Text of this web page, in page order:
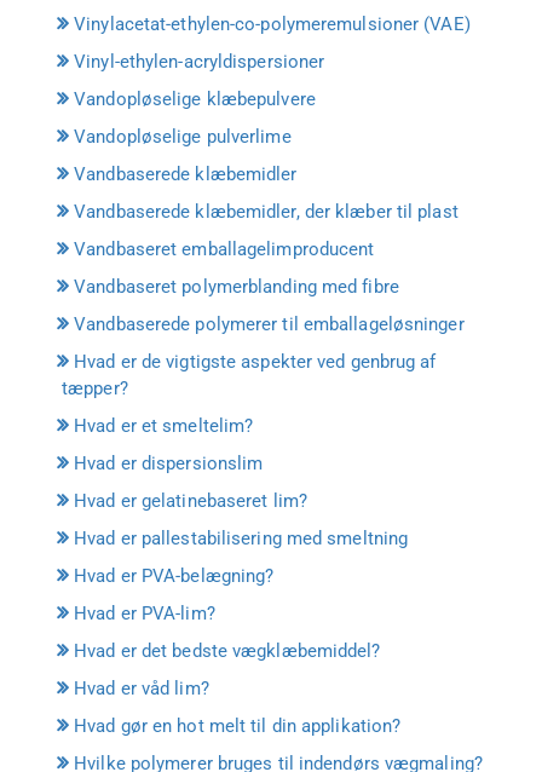
Vinylacetat-ethylen-co-polymeremulsioner (VAE)
Vinyl-ethylen-acryldispersioner
Vandopløselige klæbepulvere
Vandopløselige pulverlime
Vandbaserede klæbemidler
Vandbaserede klæbemidler, der klæber til plast
Vandbaseret emballagelimproducent
Vandbaseret polymerblanding med fibre
Vandbaserede polymerer til emballageløsninger
Hvad er de vigtigste aspekter ved genbrug af
tæpper?
Hvad er et smeltelim?
Hvad er dispersionslim
Hvad er gelatinebaseret lim?
Hvad er pallestabilisering med smeltning
Hvad er PVA-belægning?
Hvad er PVA-lim?
Hvad er det bedste vægklæbemiddel?
Hvad er våd lim?
Hvad gør en hot melt til din applikation?
Hvilke polymerer bruges til indendørs vægmaling?